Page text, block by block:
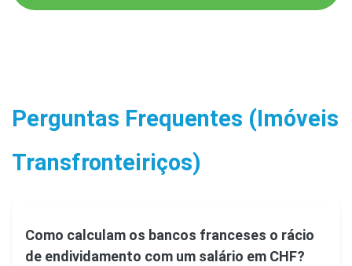
Perguntas Frequentes (Imóveis
Transfronteiriços)
Como calculam os bancos franceses o rácio
de endividamento com um salário em CHF?